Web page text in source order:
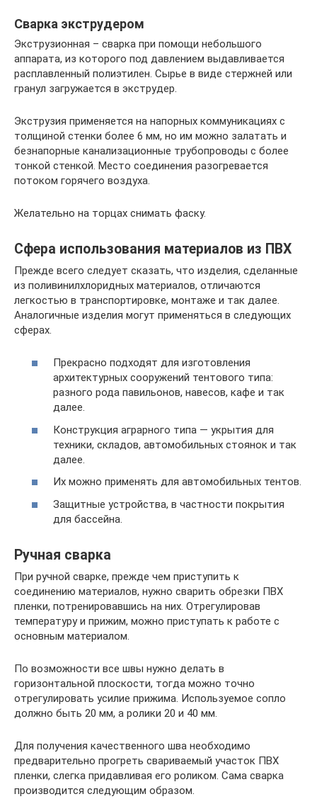
Сварка экструдером
Экструзионная – сварка при помощи небольшого
аппарата, из которого под давлением выдавливается
расплавленный полиэтилен. Сырье в виде стержней или
гранул загружается в экструдер.
Экструзия применяется на напорных коммуникациях с
толщиной стенки более 6 мм, но им можно залатать и
безнапорные канализационные трубопроводы с более
тонкой стенкой. Место соединения разогревается
потоком горячего воздуха.
Желательно на торцах снимать фаску.
Сфера использования материалов из ПВХ
Прежде всего следует сказать, что изделия, сделанные
из поливинилхлоридных материалов, отличаются
легкостью в транспортировке, монтаже и так далее.
Аналогичные изделия могут применяться в следующих
сферах.
Прекрасно подходят для изготовления
архитектурных сооружений тентового типа:
разного рода павильонов, навесов, кафе и так
далее.
Конструкция аграрного типа — укрытия для
техники, складов, автомобильных стоянок и так
далее.
Их можно применять для автомобильных тентов.
Защитные устройства, в частности покрытия
для бассейна.
Ручная сварка
При ручной сварке, прежде чем приступить к
соединению материалов, нужно сварить обрезки ПВХ
пленки, потренировавшись на них. Отрегулировав
температуру и прижим, можно приступать к работе с
основным материалом.
По возможности все швы нужно делать в
горизонтальной плоскости, тогда можно точно
отрегулировать усилие прижима. Используемое сопло
должно быть 20 мм, а ролики 20 и 40 мм.
Для получения качественного шва необходимо
предварительно прогреть свариваемый участок ПВХ
пленки, слегка придавливая его роликом. Сама сварка
производится следующим образом.